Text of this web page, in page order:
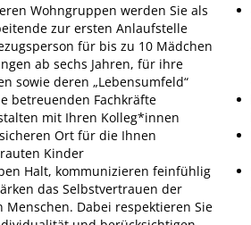
Wohngruppen werden Sie als
zur ersten Anlaufstelle
für bis zu 10 Mädchen
ab sechs Jahren, für ihre
sowie deren „Lebensumfeld“
betreuenden Fachkräfte
mit Ihren Kolleg*innen
Ort für die Ihnen
Kinder
Halt, kommunizieren feinfühlig
das Selbstvertrauen der
Menschen. Dabei respektieren Sie